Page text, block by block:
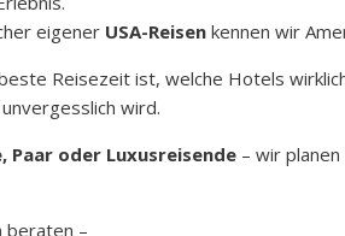
eigener USA-Reisen kennen wir
Reisezeit ist, welche Hotels
wird.
Paar oder Luxusreisende – wir
beraten –